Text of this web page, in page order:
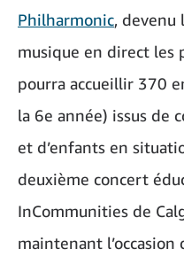
Philharmonic, devenu
musique en direct les
pourra accueillir 370
la 6e année) issus de
et d’enfants en
deuxième concert
InCommunities de
maintenant